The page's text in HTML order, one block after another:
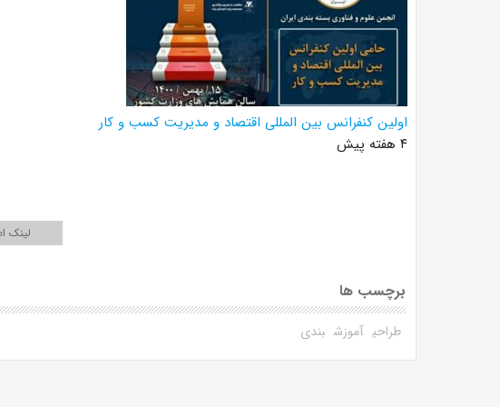
اولین کنفرانس بین المللی اقتصاد و مدیریت کسب و کار
۴ هفته پیش
لینک
برچسب ها
طراحی آموزش بندی